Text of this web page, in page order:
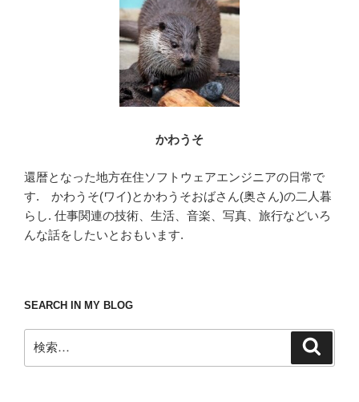
かわうそ
還暦となった地方在住ソフトウェアエンジニアの日常で
す. かわうそ(ワイ)とかわうそおばさん(奥さん)の二人暮
らし. 仕事関連の技術、生活、音楽、写真、旅行などいろ
んな話をしたいとおもいます.
SEARCH IN MY BLOG
索: